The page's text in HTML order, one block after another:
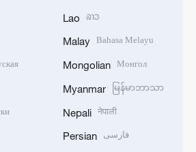
Lao ລາວ
Malay Bahasa Melayu
Mongolian Монгол
Myanmar မြန်မာဘာသာ
Nepali नेपाली
Persian فارسی